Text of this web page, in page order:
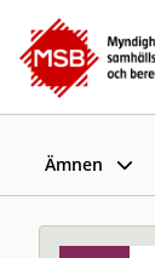
Ämnen